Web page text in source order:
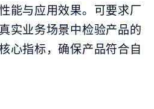
能与应用效果。可要求厂
实业务场景中检验产品的
心指标，确保产品符合自